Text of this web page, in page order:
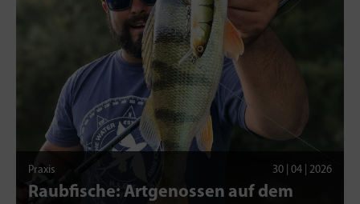
Praxis 30 | 04 | 2026
Raubfische: Artgenossen auf dem